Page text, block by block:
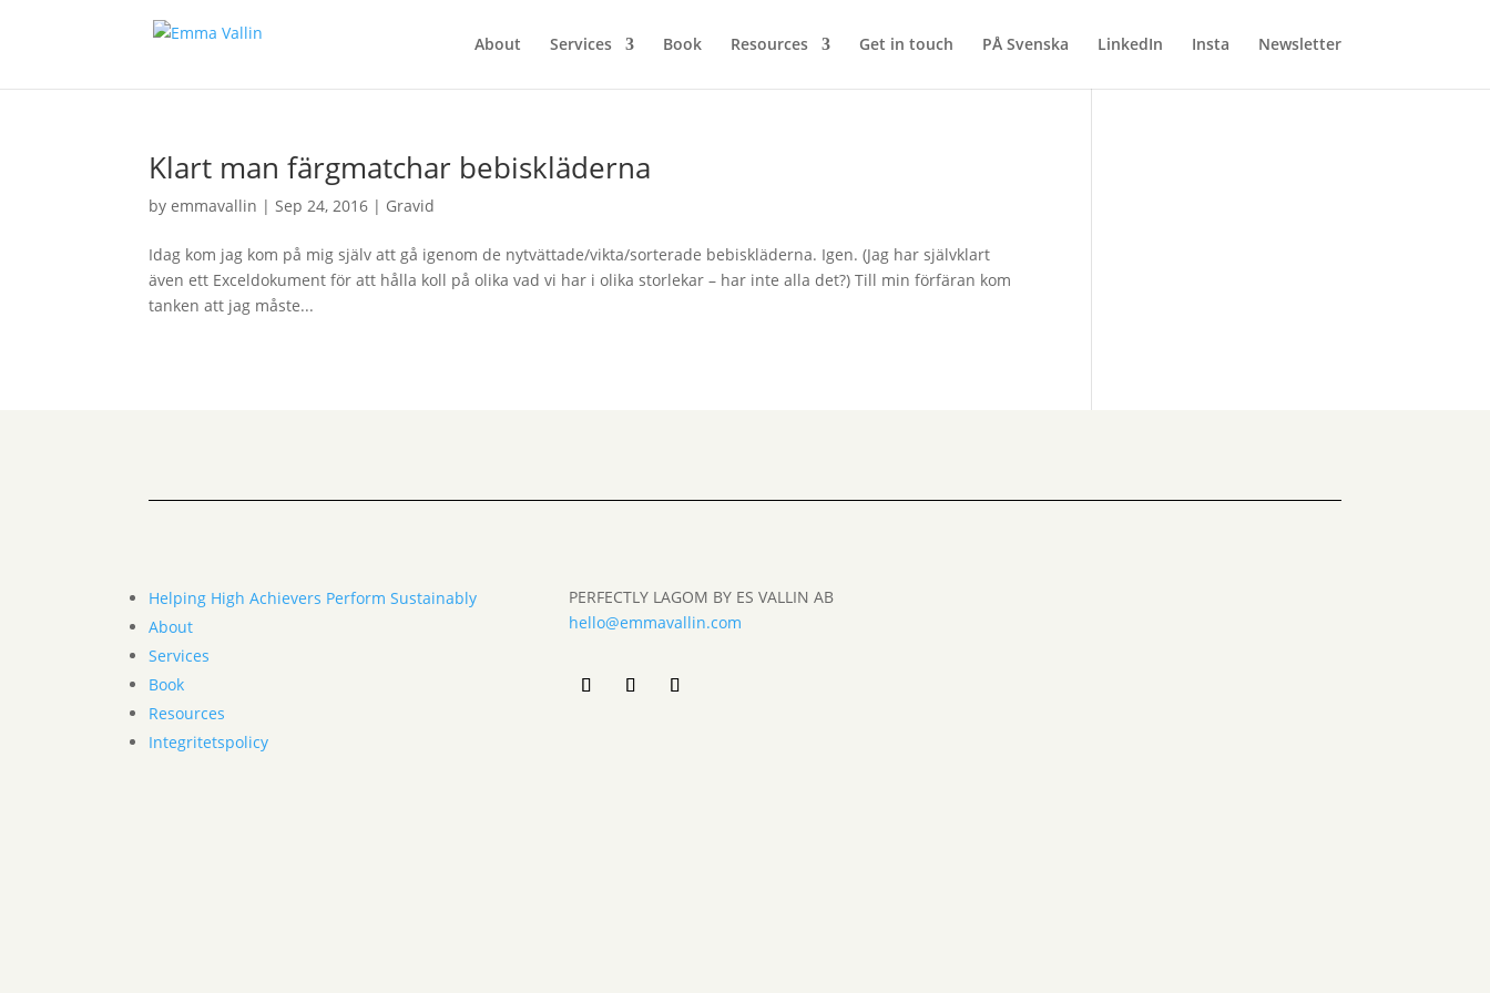
About Services Book Resources Get in touch PÅ Svenska LinkedIn Insta Newsletter
Klart man färgmatchar bebiskläderna
byemmavallin |Sep 24, 2016 | Gravid
Idag kom jag kom på mig själv att gå igenom de nytvättade/vikta/sorterade bebiskläderna. Igen. (Jag har självklart
även ett Exceldokument för att hålla koll på olika vad vi har i olika storlekar – har inte alla det?) Till min förfäran kom
tanken att jag måste...
Helping High Achievers Perform Sustainably
About
Services
Book
Resources
Integritetspolicy
PERFECTLY LAGOM BY ES VALLIN AB
hello@emmavallin.com